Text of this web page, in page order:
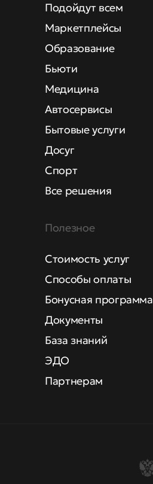
Подойдут всем
Маркетплейсы
Образование
Бьюти
Медицина
Автосервисы
Бытовые услуги
Досуг
Спорт
Все решения
Полезное
Стоимость услуг
Способы оплаты
Бонусная программа
Документы
База знаний
ЭДО
Партнерам